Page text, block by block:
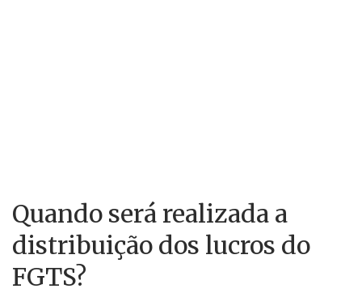
Quando será realizada a
distribuição dos lucros do
FGTS?